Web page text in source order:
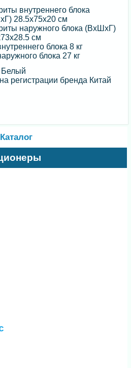
внутреннего блока
28.5х75х20 см
наружного блока (ВхШхГ)
см
блока 8 кг
блока 27 кг
Белый
регистрации бренда Китай
Каталог